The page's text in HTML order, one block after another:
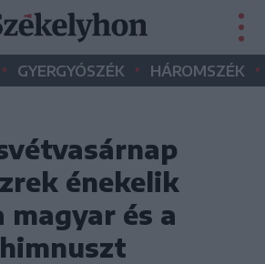
• GYERGYÓSZÉK • HÁROMSZÉK •
énekelik
és a